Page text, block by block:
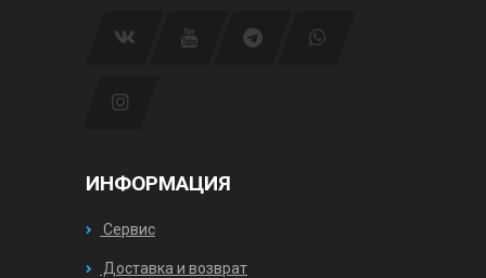
ИНФОРМАЦИЯ
Сервис
Доставка и возврат